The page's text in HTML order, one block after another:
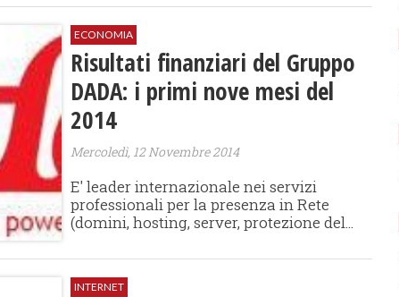
ECONOMIA
Risultati finanziari del Gruppo
DADA: i primi nove mesi del
2014
Mercoledì, 12 Novembre 2014
E' leader internazionale nei servizi
professionali per la presenza in Rete
(domini, hosting, server, protezione del...
INTERNET